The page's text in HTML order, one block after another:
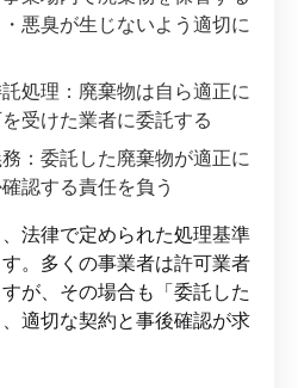
悪臭が生じないよう適切に
処理：廃棄物は自ら適正に
受けた業者に委託する
：委託した廃棄物が適正に
認する責任を負う
法律で定められた処理基準
。多くの事業者は許可業者
が、その場合も「委託した
適切な契約と事後確認が求